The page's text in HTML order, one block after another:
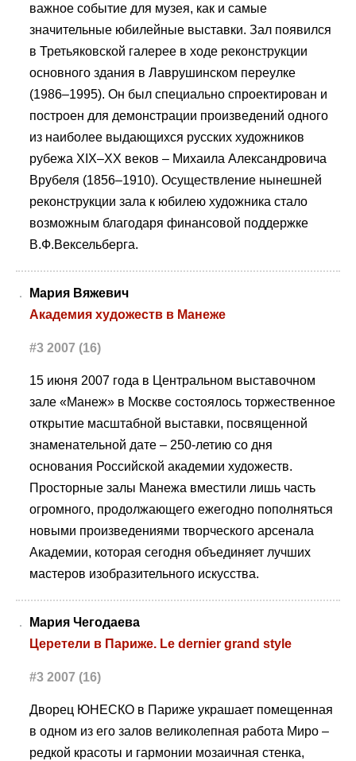
важное событие для музея, как и самые
значительные юбилейные выставки. Зал появился
в Третьяковской галерее в ходе реконструкции
основного здания в Лаврушинском переулке
(1986–1995). Он был специально спроектирован и
построен для демонстрации произведений одного
из наиболее выдающихся русских художников
рубежа XIX–XX веков – Михаила Александровича
Врубеля (1856–1910). Осуществление нынешней
реконструкции зала к юбилею художника стало
возможным благодаря финансовой поддержке
В.Ф.Вексельберга.
Мария Вяжевич
Академия художеств в Манеже
#3 2007 (16)
15 июня 2007 года в Центральном выставочном
зале «Манеж» в Москве состоялось торжественное
открытие масштабной выставки, посвященной
знаменательной дате – 250-летию со дня
основания Российской академии художеств.
Просторные залы Манежа вместили лишь часть
огромного, продолжающего ежегодно пополняться
новыми произведениями творческого арсенала
Академии, которая сегодня объединяет лучших
мастеров изобразительного искусства.
Мария Чегодаева
Церетели в Париже. Le dernier grand style
#3 2007 (16)
Дворец ЮНЕСКО в Париже украшает помещенная
в одном из его залов великолепная работа Миро –
редкой красоты и гармонии мозаичная стенка,